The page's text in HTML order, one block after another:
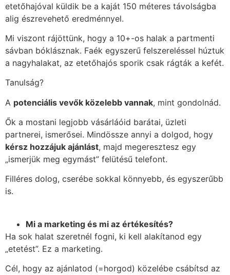
etetőhajóval küldik be a kaját 150 méteres távolságba
alig észrevehető eredménnyel.
Mi viszont rájöttünk, hogy a 10+-os halak a partmenti
sávban bóklásznak. Faék egyszerű felszereléssel húztuk
a nagyhalakat, az etetőhajós sporik csak rágták a kefét.
Tanulság?
A potenciális vevők közelebb vannak, mint gondolnád.
Ők a mostani legjobb vásárláóid barátai, üzleti
partnerei, ismerősei. Mindössze annyi a dolgod, hogy
kérsz hozzájuk ajánlást, majd megeresztesz egy
„ismerjük meg egymást” felütésű telefont.
Filléres dolog, cserébe sokkal könnyebb, és egyszerűbb
is.
Mi a marketing és mi az értékesítés?
Ha sok halat szeretnél fogni, ki kell alakítanod egy
„etetést”. Ez a marketing.
Cél, hogy az ajánlatod (=horgod) közelébe csábítsd az